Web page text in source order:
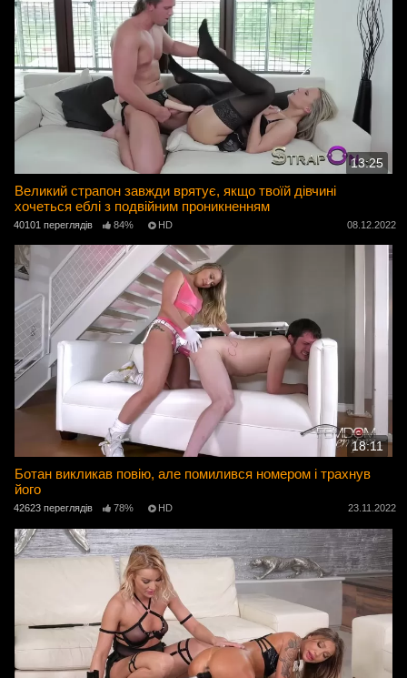
13:25
Великий страпон завжди врятує, якщо твоїй дівчині
хочеться еблі з подвійним проникненням
40101 переглядів 84% HD 08.12.2022
18:11
Ботан викликав повію, але помилився номером і трахнув
його
42623 переглядів 78% HD 23.11.2022